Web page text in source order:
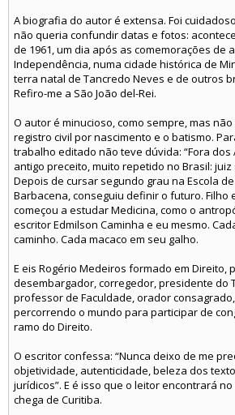
A biografia do autor é extensa. Foi
não queria confundir datas e fotos:
de 1961, um dia após as comemorações de
Independência, numa cidade histórica de
terra natal de Tancredo Neves e de outros
Refiro-me a São João del-Rei.
O autor é minucioso, como sempre, mas
registro civil por nascimento e o batismo.
trabalho editado não teve dúvida: “Fora dos
antigo preceito, muito repetido no Brasil:
Depois de cursar segundo grau na Escola
Barbacena, conseguiu definir o futuro. Filho
começou a estudar Medicina, como o
escritor Edmilson Caminha e eu mesmo.
caminho. Cada macaco em seu galho.
E eis Rogério Medeiros formado em Direito,
desembargador, corregedor, presidente do
professor de Faculdade, orador
percorrendo o mundo para participar de
ramo do Direito.
O escritor confessa: “Nunca deixo de me
objetividade, autenticidade, beleza dos
jurídicos”. E é isso que o leitor encontrará
chega de Curitiba.